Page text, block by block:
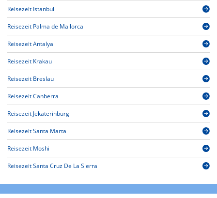
Reisezeit Istanbul
Reisezeit Palma de Mallorca
Reisezeit Antalya
Reisezeit Krakau
Reisezeit Breslau
Reisezeit Canberra
Reisezeit Jekaterinburg
Reisezeit Santa Marta
Reisezeit Moshi
Reisezeit Santa Cruz De La Sierra